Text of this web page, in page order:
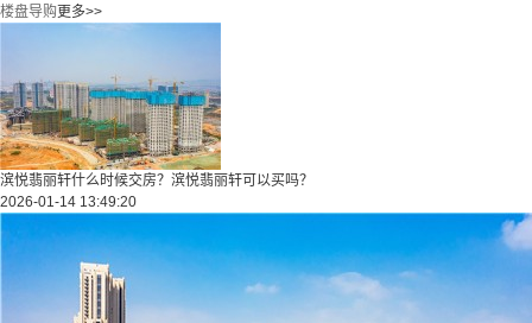
楼盘导购更多>>
滨悦翡丽轩什么时候交房？滨悦翡丽轩可以买吗？
2026-01-14 13:49:20